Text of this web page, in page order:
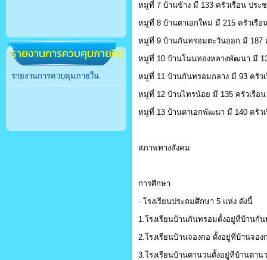
รายงานการควบคุมภายใน
รายงานการควบคุมภายใน
หมู่ที่ 7 บ้านข้าง มี 133 ครัวเรือน ปร
หมู่ที่ 8 บ้านตาเอกใหม่ มี 215 ครัวเรื
หมู่ที่ 9 บ้านกันทรอมตะวันออก มี 187
หมู่ที่ 10 บ้านโนนทองหลางพัฒนา มี
หมู่ที่ 11 บ้านกันทรอมกลาง มี 93 ครัว
หมู่ที่ 12 บ้านไทรน้อย มี 135 ครัวเรือ
หมู่ที่ 13 บ้านตาเอกพัฒนา มี 140 ครัว
สภาพทางสังคม
การศึกษา
- โรงเรียนประถมศึกษา 5 แห่ง ดังนี้
1.โรงเรียนบ้านกันทรอมตั้งอยู่ที่บ้านกั
2.โรงเรียนบ้านจองกอ ตั้งอยู่ที่บ้านจอ
3.โรงเรียนบ้านตานวนตั้งอยู่ที่บ้านตา